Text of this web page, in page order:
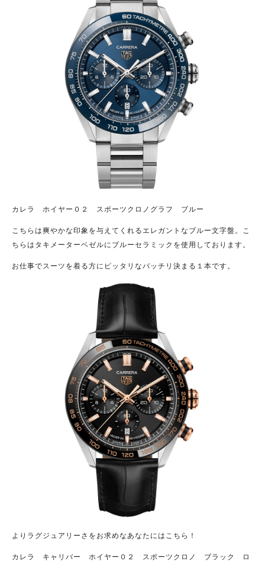
カレラ ホイヤー０２ スポーツクロノグラフ ブルー
こちらは爽やかな印象を与えてくれるエレガントなブルー文字盤。こ
ちらはタキメーターベゼルにブルーセラミックを使用しております。
お仕事でスーツを着る方にピッタリなバッチリ決まる１本です。
よりラグジュアリーさをお求めなあなたにはこちら！
カレラ キャリバー ホイヤー０２ スポーツクロノ ブラック ロ